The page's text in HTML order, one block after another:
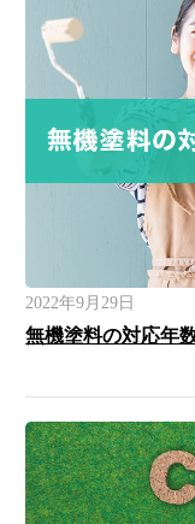
2022年9月29日
無機塗料の対応年